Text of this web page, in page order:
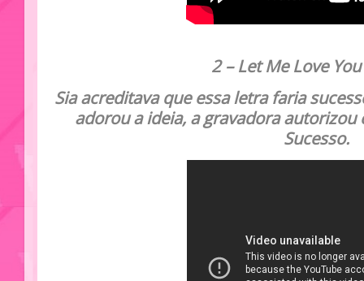
2 –Let Me Love
Sia acreditava que essa letra faria
adorou a ideia, a gravadora autorizou
Sucesso.